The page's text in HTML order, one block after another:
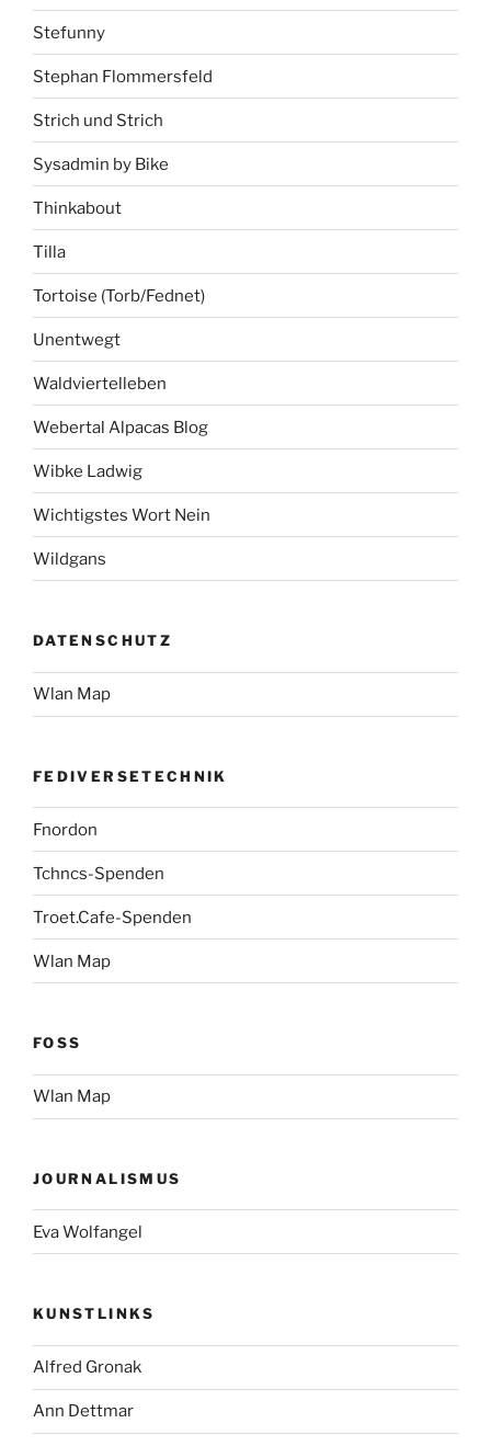
Stefunny
Stephan Flommersfeld
Strich und Strich
Sysadmin by Bike
Thinkabout
Tilla
Tortoise (Torb/Fednet)
Unentwegt
Waldviertelleben
Webertal Alpacas Blog
Wibke Ladwig
Wichtigstes Wort Nein
Wildgans
DATENSCHUTZ
Wlan Map
FEDIVERSETECHNIK
Fnordon
Tchncs-Spenden
Troet.Cafe-Spenden
Wlan Map
FOSS
Wlan Map
JOURNALISMUS
Eva Wolfangel
KUNSTLINKS
Alfred Gronak
Ann Dettmar